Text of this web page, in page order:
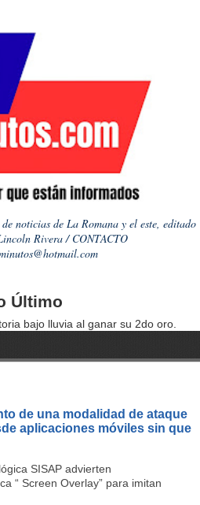
noticias de La Romana y el este, editado
Rivera / CONTACTO
Último
bajo lluvia al ganar su 2do oro.
de una modalidad de ataque
aplicaciones móviles sin que
SISAP advierten
“ Screen Overlay” para imitan